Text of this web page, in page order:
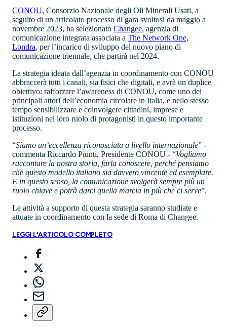
CONOU, Consorzio Nazionale degli Oli Minerali Usati, a
seguito di un articolato processo di gara svoltosi da maggio a
novembre 2023, ha selezionato Changee, agenzia di
comunicazione integrata associata a The Network One,
Londra, per l’incarico di sviluppo del nuovo piano di
comunicazione triennale, che partirà nel 2024.
La strategia ideata dall’agenzia in coordinamento con CONOU
abbraccerà tutti i canali, sia fisici che digitali, e avrà un duplice
obiettivo: rafforzare l’awareness di CONOU, come uno dei
principali attori dell’economia circolare in Italia, e nello stesso
tempo sensibilizzare e coinvolgere cittadini, imprese e
istituzioni nel loro ruolo di protagonisti in questo importante
processo.
“Siamo un’eccellenza riconosciuta a livello internazionale” -
commenta Riccardo Piunti, Presidente CONOU - “Vogliamo
raccontare la nostra storia, farla conoscere, perché pensiamo
che questo modello italiano sia davvero vincente ed esemplare.
E in questo senso, la comunicazione svolgerà sempre più un
ruolo chiave e potrà darci quella marcia in più che ci serve”.
Le attività a supporto di questa strategia saranno studiate e
attuate in coordinamento con la sede di Roma di Changee.
LEGGI L'ARTICOLO COMPLETO